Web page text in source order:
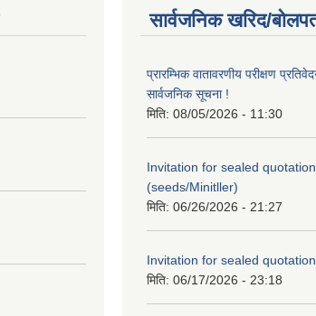
सार्वजनिक खरिद/
प्रारम्भिक वातावरणीय परीक्षण
सार्वजनिक सूचना !
मिति: 08/05/2026 - 11:30
Invitation for sealed quotation
(seeds/Minitller)
मिति: 06/26/2026 - 21:27
Invitation for sealed quotation
मिति: 06/17/2026 - 23:18